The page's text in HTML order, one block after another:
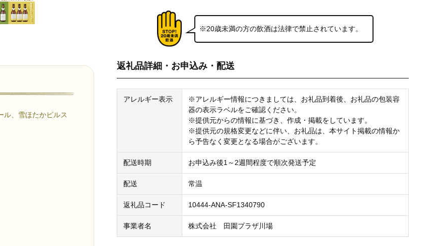
ル、雪ほたかピルス
※20歳未満の方の飲酒は法律で禁止されています。
返礼品詳細・お申込み・配送
アレルギー表示
※アレルギー情報につきましては、お礼品到着後、お礼品の包装容
器の表示ラベルをご確認ください。
※提供元からの情報に基づき、作成・掲載をしています。
※提供元の規格変更などに伴い、お礼品は、本サイト掲載の情報か
ら予告なく変更となる場合がございます。
配送時期 お申込み後1～2週間程度で順次発送予定
配送 常温
返礼品コード 10444-ANA-SF1340790
事業者名 株式会社 田園プラザ川場